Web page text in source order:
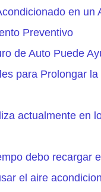
en un
Preventivo
de Auto Puede
para Prolongar
actualmente en
debo recargar
el aire